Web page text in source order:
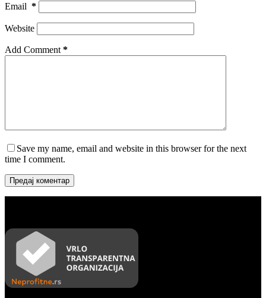
Email *
Website
Add Comment *
Save my name, email and website in this browser for the next
time I comment.
Предај коментар